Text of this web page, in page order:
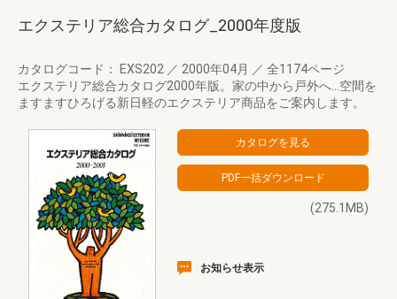
エクステリア総合カタログ_2000年度版
カタログコード： EXS202 ／ 2000年04月 ／ 全1174ページ
エクステリア総合カタログ2000年版。家の中から戸外へ…空間を
ますますひろげる新日軽のエクステリア商品をご案内します。
(275.1MB)
お知らせ表示